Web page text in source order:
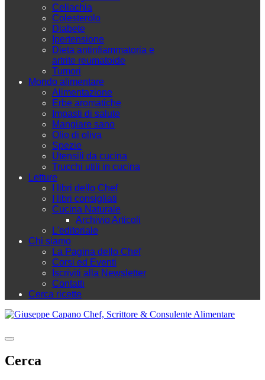
Celiachia
Colesterolo
Diabete
Ipertensione
Dieta antinfiammatoria e
artrite reumatoide
Tumori
Mondo alimentare
Alimentazione
Erbe aromatiche
Impasti di salute
Mangiare sano
Olio di oliva
Spezie
Utensili da cucina
Trucchi utili in cucina
Letture
I libri dello Chef
I libri consigliati
Cucina Naturale
Archivio Articoli
L'editoriale
Chi siamo
La Pagina dello Chef
Corsi ed Eventi
Iscriviti alla Newsletter
Contatti
Cerca ricette
Cerca